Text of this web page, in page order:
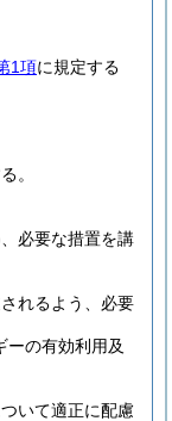
1項に規定する
。
必要な措置を講
れるよう、必要
ーの有効利用及
いて適正に配慮